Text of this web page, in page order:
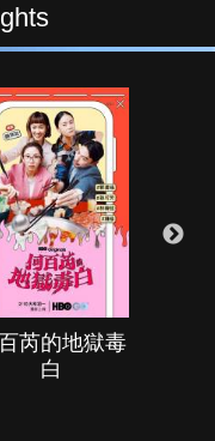
芮的地獄毒
白